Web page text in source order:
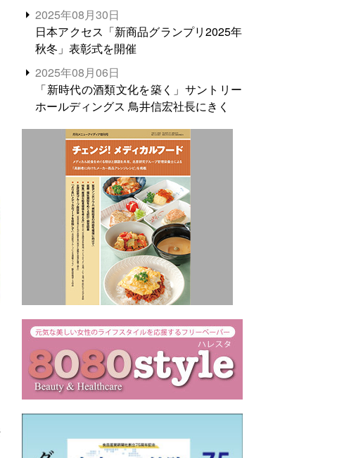
2025年08月30日
日本アクセス「新商品グランプリ2025年
秋冬」表彰式を開催
2025年08月06日
「新時代の酒類文化を築く」サントリー
ホールディングス 鳥井信宏社長にきく